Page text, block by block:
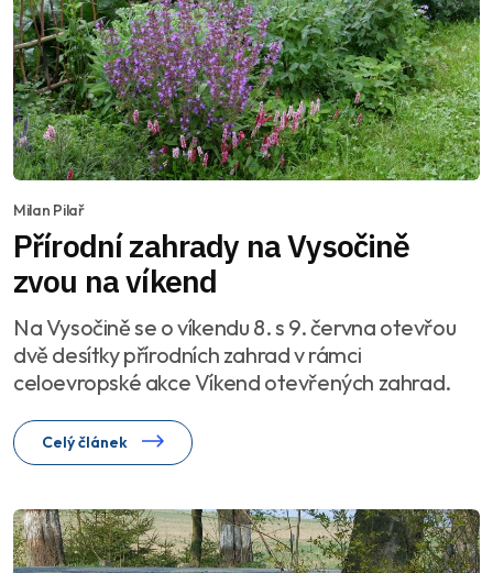
Milan Pilař
Přírodní zahrady na Vysočině
zvou na víkend
Na Vysočině se o víkendu 8. s 9. června otevřou
dvě desítky přírodních zahrad v rámci
celoevropské akce Víkend otevřených zahrad.
Celý článek